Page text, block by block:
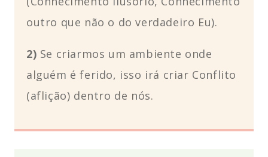
outro que não o do verdadeiro Eu).
2) Se criarmos um ambiente onde
alguém é ferido, isso irá criar Conflito
(aflição) dentro de nós.